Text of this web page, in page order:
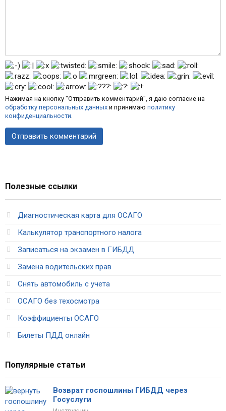
Нажимая на кнопку "Отправить комментарий", я даю согласие на
обработку персональных данных и принимаю политику
конфиденциальности
Полезные ссылки
Диагностическая карта для ОСАГО
Калькулятор транспортного налога
Записаться на экзамен в ГИБДД
Замена водительских прав
Снять автомобиль с учета
ОСАГО без техосмотра
Коэффициенты ОСАГО
Билеты ПДД онлайн
Популярные статьи
Возврат госпошлины ГИБДД через
Госуслуги